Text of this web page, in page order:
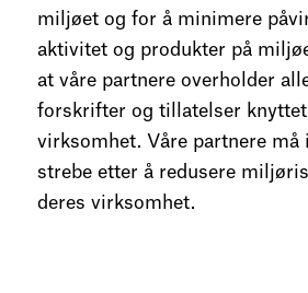
miljøet og for å minimere
aktivitet og produkter på
at våre partnere overholder
forskrifter og tillatelser
virksomhet. Våre partnere må
strebe etter å redusere
deres virksomhet.